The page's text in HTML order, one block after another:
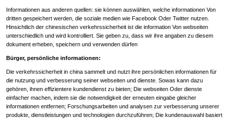
Informationen aus anderen quellen: sie können auswählen, welche informationen Von
dritten gespeichert werden, die soziale medien wie Facebook Oder Twitter nutzen.
Hinsichtlich der chinesischen verkehrssicherheit ist die information Von webseiten
unterschiedlich und wird kontrolliert. Sie geben zu, dass wir ihre angaben zu diesem
dokument erheben, speichern und verwenden dürfen
Bürger, persönliche informationen:
Die verkehrssicherheit in china sammelt und nutzt ihre persönlichen informationen für
die nutzung und verbesserung seiner webseiten und dienste. Sowas kann dazu
gehören, ihnen effizientere kundendienst zu bieten; Die webseiten Oder dienste
einfacher machen, indem sie die notwendigkeit der erneuten eingabe gleicher
informationen entfernen; Forschungsarbeiten und analysen zur verbesserung unserer
produkte, dienstleistungen und technologien durchzuführen; Die kundenauswahl basiert